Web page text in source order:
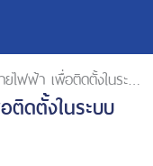
เพื่อติดตั้งในระบบไฟฟ้าแรงต่ำ
ติดตั้งในระบบ